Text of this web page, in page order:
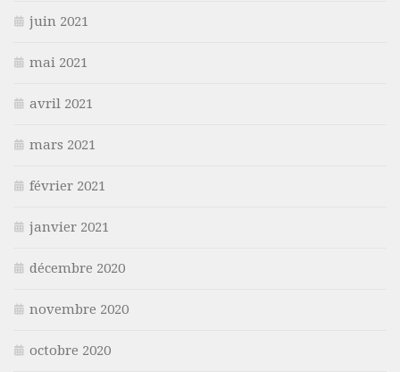
juin 2021
mai 2021
avril 2021
mars 2021
février 2021
janvier 2021
décembre 2020
novembre 2020
octobre 2020